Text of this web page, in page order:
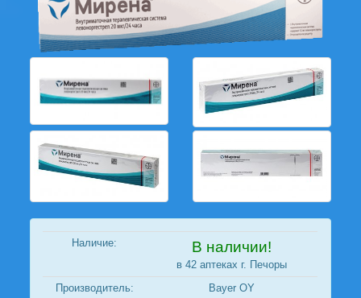
Наличие: В наличии!
в 42 аптеках г. Печоры
Производитель:
Bayer OY